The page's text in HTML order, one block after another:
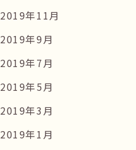
2019年11月
2019年9月
2019年7月
2019年5月
2019年3月
2019年1月